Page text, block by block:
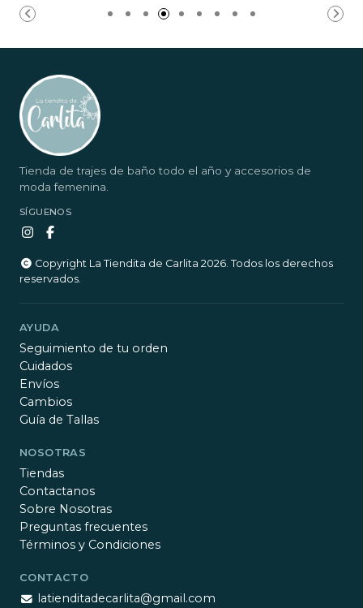
Tienda de trajes de baño todo el año y accesorios de
moda femenina.
SÍGUENOS
Copyright La Tiendita de Carlita 2026. Todos los derechos
reservados.
AYUDA
Seguimiento de tu orden
Cuidados
Envíos
Cambios
Guía de Tallas
NOSOTRAS
Tiendas
Contactanos
Sobre Nosotras
Preguntas frecuentes
Términos y Condiciones
CONTACTO
latienditadecarlita@gmail.com